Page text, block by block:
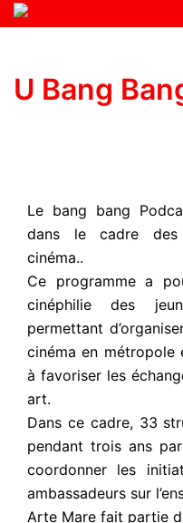
U Bang
Le bang bang
dans le cadre des
cinéma..
Ce programme a
cinéphilie des
permettant
cinéma en métropole
à favoriser les
art.
Dans ce cadre, 33
pendant trois ans
coordonner les
ambassadeurs sur
Arte Mare fait partie